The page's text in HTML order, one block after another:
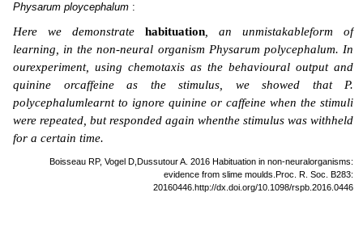
Physarum ploycephalum :
Here we demonstrate habituation , an unmistakableform of
learning, in the non-neural organism Physarum polycephalum. In
ourexperiment, using chemotaxis as the behavioural output and
quinine orcaffeine as the stimulus, we showed thatP.
polycephalumlearnt to ignore quinine or caffeine when the stimuli
were repeated, but responded again whenthe stimulus was withheld
for a certain time.
Boisseau RP, Vogel D, Dussutour A. 2016 Habituation in non-neuralorganisms:
evidence from slime moulds. Proc. R. Soc. B283:
20160446. http://dx.doi.org/10.1098/rspb.2016.0446